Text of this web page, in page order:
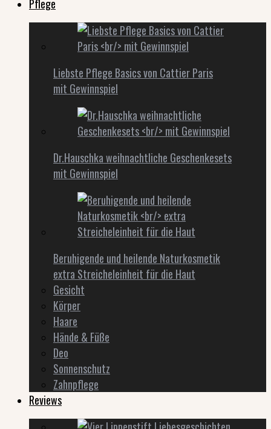
Pflege
Liebste Pflege Basics von Cattier Paris
mit Gewinnspiel
Dr.Hauschka weihnachtliche Geschenkesets
mit Gewinnspiel
Beruhigende und heilende Naturkosmetik
extra Streicheleinheit für die Haut
Gesicht
Körper
Haare
Hände & Füße
Deo
Sonnenschutz
Zahnpflege
Reviews